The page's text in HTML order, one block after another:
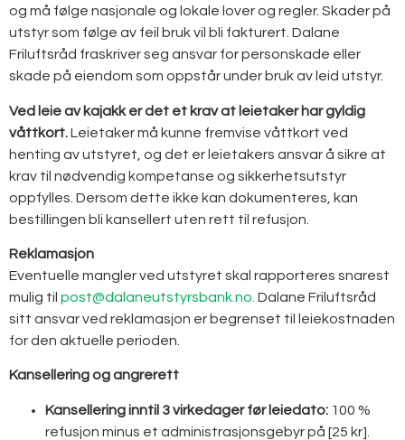
og må følge nasjonale og lokale lover og regler. Skader på
utstyr som følge av feil bruk vil bli fakturert. Dalane
Friluftsråd fraskriver seg ansvar for personskade eller
skade på eiendom som oppstår under bruk av leid utstyr.
Ved leie av kajakk er det et krav at leietaker har gyldig
våttkort.Leietaker må kunne fremvise våttkort ved
henting av utstyret, og det er leietakers ansvar å sikre at
krav til nødvendig kompetanse og sikkerhetsutstyr
oppfylles. Dersom dette ikke kan dokumenteres, kan
bestillingen bli kansellert uten rett til refusjon.
Reklamasjon
Eventuelle mangler ved utstyret skal rapporteres snarest
mulig til post@dalaneutstyrsbank.no. Dalane Friluftsråd
sitt ansvar ved reklamasjon er begrenset til leiekostnaden
for den aktuelle perioden.
Kansellering og angrerett
Kansellering inntil 3virkedager før leiedato: 100 %
refusjon minus et administrasjonsgebyr på [25 kr].